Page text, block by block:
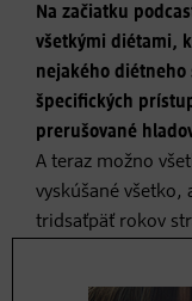
Na začiatku
všetkými diétami,
nejakého diétneho
špecifických
prerušované
A teraz možno
vyskúšané všetko,
tridsaťpäť rokov
ešte ani nikto
to vybralo. Ja